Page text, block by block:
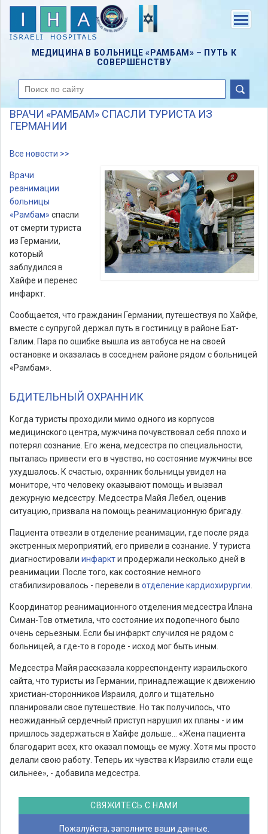
Skip
content
МЕДИЦИНА В БОЛЬНИЦЕ «РАМБАМ» – ПУТЬ К
СОВЕРШЕНСТВУ
поиск
ВРАЧИ «РАМБАМ» СПАСЛИ ТУРИСТА ИЗ
ГЕРМАНИИ
Все новости >>
Врачи
реанимации
больницы
«Рамбам» спасли
от смерти туриста
из Германии,
который
заблудился в
Хайфе и перенес
инфаркт.
Сообщается, что гражданин Германии, путешествуя по Хайфе,
вместе с супругой держал путь в гостиницу в районе Бат-
Галим. Пара по ошибке вышла из автобуса не на своей
остановке и оказалась в соседнем районе рядом с больницей
«Рамбам».
БДИТЕЛЬНЫЙ ОХРАННИК
Когда туристы проходили мимо одного из корпусов
медицинского центра, мужчина почувствовал себя плохо и
потерял сознание. Его жена, медсестра по специальности,
пыталась привести его в чувство, но состояние мужчины все
ухудшалось. К счастью, охранник больницы увидел на
мониторе, что человеку оказывают помощь и вызвал
дежурную медсестру. Медсестра Майя Лебел, оценив
ситуацию, призвала на помощь реанимационную бригаду.
Пациента отвезли в отделение реанимации, где после ряда
экстренных мероприятий, его привели в сознание. У туриста
диагностировали инфаркти продержали несколько дней в
реанимации. После того, как состояние немного
стабилизировалось - перевели в отделение кардиохирургии
Координатор реанимационного отделения медсестра Илана
Симан-Тов отметила, что состояние их подопечного было
очень серьезным. Если бы инфаркт случился не рядом с
больницей, а где-то в городе - исход мог быть иным.
Медсестра Майя рассказала корреспонденту израильского
сайта, что туристы из Германии, принадлежащие к движению
христиан-сторонников Израиля, долго и тщательно
планировали свое путешествие. Но так получилось, что
неожиданный сердечный приступ нарушил их планы - и им
пришлось задержаться в Хайфе дольше... «Жена пациента
благодарит всех, кто оказал помощь ее мужу. Хотя мы просто
делали свою работу. Теперь их чувства к Израилю стали еще
сильнее», - добавила медсестра.
СВЯЖИТЕСЬ С НАМИ
Пожалуйста, заполните ваши данные.